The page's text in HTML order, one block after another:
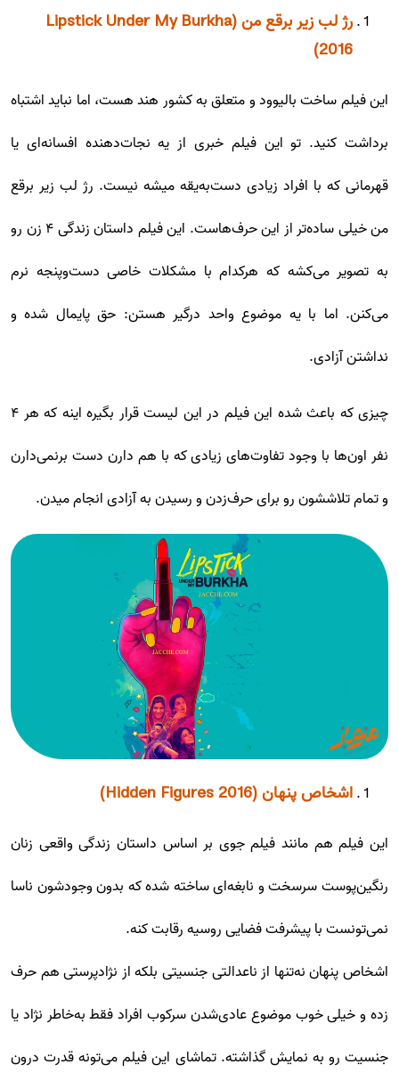
رژ لب زیر برقع من (Lipstick Under My Burkha
2016)
این فیلم ساخت بالیوود و متعلق به کشور هند هست، اما نباید اشتباه
برداشت کنید. تو این فیلم خبری از یه نجات‌دهنده افسانه‌ای یا
قهرمانی که با افراد زیادی دست‌به‌یقه میشه نیست. رژ لب زیر برقع
من خیلی ساده‌تر از این حرف‌هاست. این فیلم داستان زندگی ۴ زن رو
به تصویر می‌کشه که هرکدام با مشکلات خاصی دست‌وپنجه نرم
می‌کنن. اما با یه موضوع واحد درگیر هستن: حق پایمال شده و
نداشتن آزادی.
چیزی که باعث شده این فیلم در این لیست قرار بگیره اینه که هر ۴
نفر اون‌ها با وجود تفاوت‌های زیادی که با هم دارن دست برنمی‌دارن
و تمام تلاششون رو برای حرف‌زدن و رسیدن به آزادی انجام میدن.
اشخاص پنهان (Hidden Figures 2016)
این فیلم هم مانند فیلم جوی بر اساس داستان زندگی واقعی زنان
رنگین‌پوست سرسخت و نابغه‌ای ساخته شده که بدون وجودشون ناسا
نمی‌تونست با پیشرفت فضایی روسیه رقابت کنه.
اشخاص پنهان نه‌تنها از ناعدالتی جنسیتی بلکه از نژادپرستی هم حرف
زده و خیلی خوب موضوع عادی‌شدن سرکوب افراد فقط به‌خاطر نژاد یا
جنسیت رو به نمایش گذاشته. تماشای این فیلم می‌تونه قدرت درون